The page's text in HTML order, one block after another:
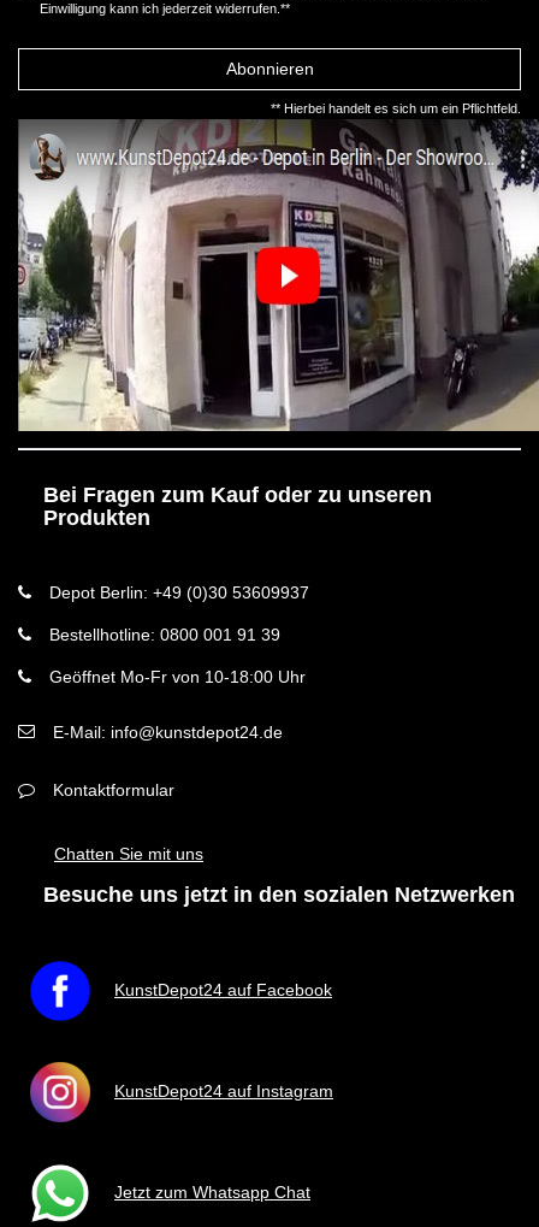
Einwilligung kann ich jederzeit widerrufen.**
Abonnieren
** Hierbei handelt es sich um ein Pflichtfeld.
Bei Fragen zum Kauf oder zu unseren
Produkten
Depot Berlin: +49 (0)30 53609937
Bestellhotline: 0800 001 91 39
Geöffnet Mo-Fr von 10-18:00 Uhr
E-Mail: info@kunstdepot24.de
Kontaktformular
Chatten Sie mit uns
Besuche uns jetzt in den sozialen Netzwerken
KunstDepot24 auf Facebook
KunstDepot24 auf Instagram
Jetzt zum Whatsapp Chat